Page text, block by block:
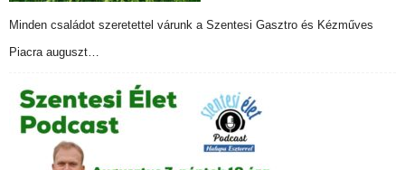
Minden családot szeretettel várunk a Szentesi Gasztro és Kézműves
Piacra auguszt…